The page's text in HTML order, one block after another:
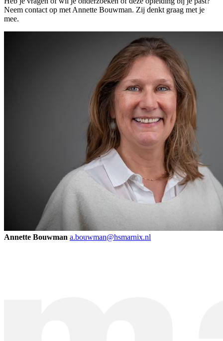
Neem contact op met Annette Bouwman. Zij denkt graag met je
mee.
Annette Bouwman a.bouwman@hsmarnix.nl